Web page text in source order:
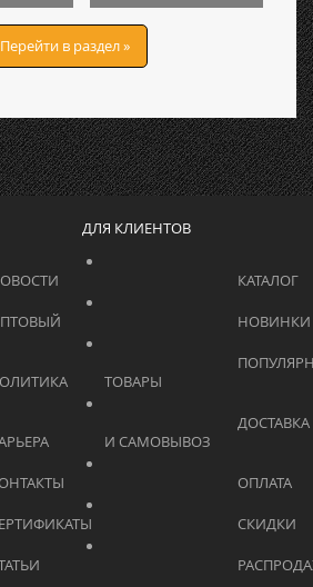
Перейти в раздел »
			    		КАРЬЕРА
ДЛЯ КЛИЕНТОВ